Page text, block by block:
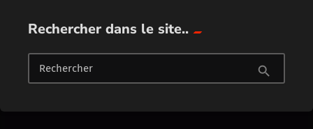
Rechercher dans le site..
Rechercher search